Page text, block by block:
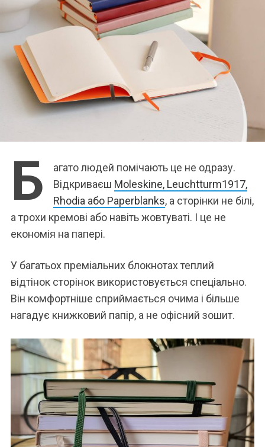
Б
агато людей помічають це не одразу.
Відкриваєш Moleskine, Leuchtturm1917,
Rhodia або Paperblanks, а сторінки не білі,
а трохи кремові або навіть жовтуваті. І це не
економія на папері.
У багатьох преміальних блокнотах теплий
відтінок сторінок використовується спеціально.
Він комфортніше сприймається очима і більше
нагадує книжковий папір, а не офісний зошит.